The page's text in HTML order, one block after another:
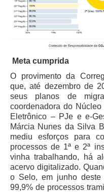
Sites Institucionais
Responsabilidade
Comissão
Escola Judicial
Programa Trabalho
Coordenadoria de
Serviços
Meta cumprida
O provimento da
que, até dezembro de
seus planos de
coordenadora do
Eletrônico – PJe e e-
Márcia Nunes da Silva
mediu esforços para
processos de 1ª e 2ª
vinha trabalhando, há
acervo digitalizado.
o Selo, em junho deste
99,9% de processos